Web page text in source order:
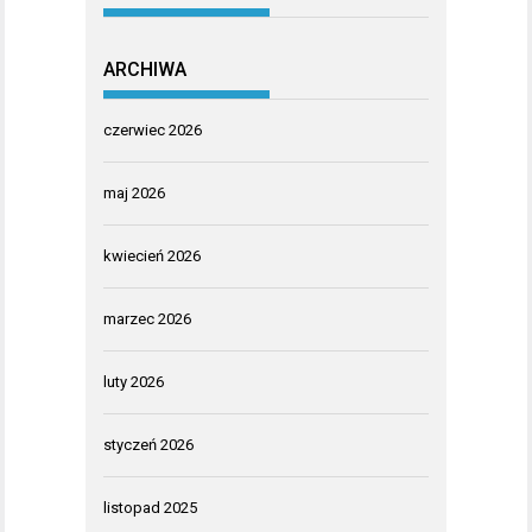
ARCHIWA
czerwiec 2026
maj 2026
kwiecień 2026
marzec 2026
luty 2026
styczeń 2026
listopad 2025